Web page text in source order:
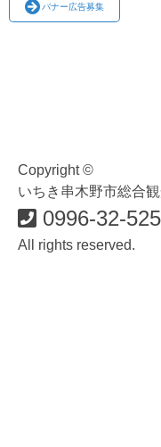
バナー広告募集
Copyright ©
いちき串木野市総合
0996-32-
All rights reserved.